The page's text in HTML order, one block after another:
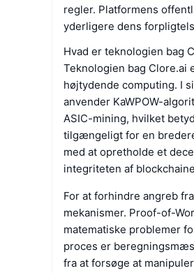
regler. Platformens
yderligere dens
Hvad er teknologien bag
Teknologien bag Clore.ai
højtydende computing. I
anvender KaWPOW-
ASIC-mining, hvilket
tilgængeligt for en
med at opretholde et
integriteten af
For at forhindre angreb
mekanismer. Proof-of-
matematiske problemer
proces er
fra at forsøge at